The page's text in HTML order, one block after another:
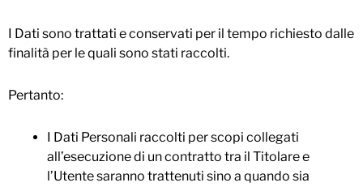
I Dati sono trattati e conservati per il tempo richiesto dalle
finalità per le quali sono stati raccolti.
Pertanto:
I Dati Personali raccolti per scopi collegati
all’esecuzione di un contratto tra il Titolare e
l’Utente saranno trattenuti sino a quando sia